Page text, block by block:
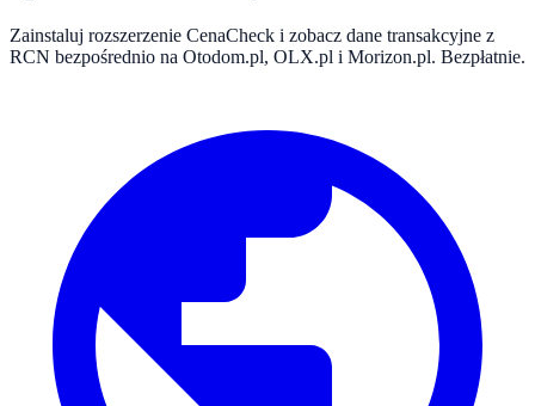
Zainstaluj rozszerzenie CenaCheck i zobacz dane transakcyjne z
RCN bezpośrednio na Otodom.pl, OLX.pl i Morizon.pl. Bezpłatnie.